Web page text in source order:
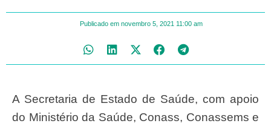
Publicado em novembro 5, 2021 11:00 am
A Secretaria de Estado de Saúde, com apoio
do Ministério da Saúde, Conass, Conassems e